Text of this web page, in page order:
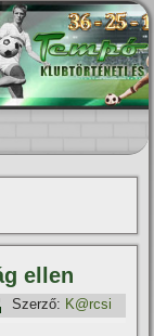
ellen
Szerző: K@rcsi